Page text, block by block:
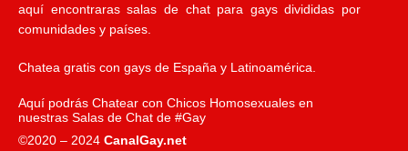
aquí encontraras salas de chat para gays divididas por
comunidades y países.
Chatea gratis con gays de España y Latinoamérica.
Aquí podrás Chatear con Chicos Homosexuales en
nuestras Salas de Chat de #Gay
©2020 – 2024 CanalGay.net